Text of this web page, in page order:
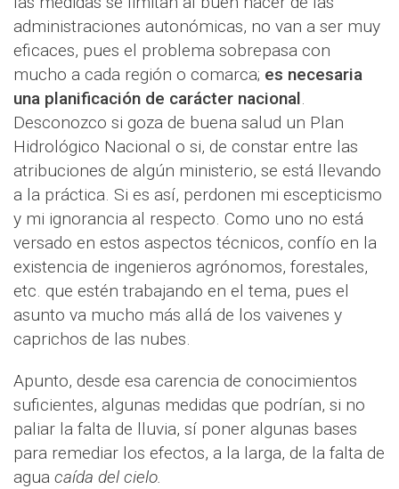
administraciones autonómicas, no van a ser muy
eficaces, pues el problema sobrepasa con
mucho a cada región o comarca; es necesaria
una planificación de carácter nacional.
Desconozco si goza de buena salud un Plan
Hidrológico Nacional o si, de constar entre las
atribuciones de algún ministerio, se está llevando
a la práctica. Si es así, perdonen mi escepticismo
y mi ignorancia al respecto. Como uno no está
versado en estos aspectos técnicos, confío en la
existencia de ingenieros agrónomos, forestales,
etc. que estén trabajando en el tema, pues el
asunto va mucho más allá de los vaivenes y
caprichos de las nubes.
Apunto, desde esa carencia de conocimientos
suficientes, algunas medidas que podrían, si no
paliar la falta de lluvia, sí poner algunas bases
para remediar los efectos, a la larga, de la falta de
agua caída del cielo.